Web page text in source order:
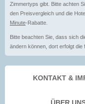
Zimmertyps gibt. Bitte achten
den Preisvergleich und die
Minute-Rabatte.
Bitte beachten Sie, dass sich
ändern können, dort erfolgt die
KONTAKT &
ÜBER